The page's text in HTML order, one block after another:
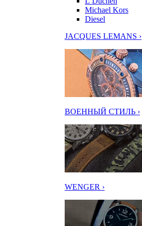
Michael Kors
Diesel
JACQUES LEMANS ›
ВОЕННЫЙ СТИЛЬ ›
WENGER ›